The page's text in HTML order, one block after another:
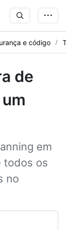
e código
de
em
todos os
no